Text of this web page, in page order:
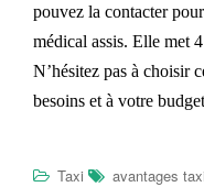
pouvez la contacter
médical assis. Elle met
N’hésitez pas à choisir
besoins et à votre
Taxi avantages taxi